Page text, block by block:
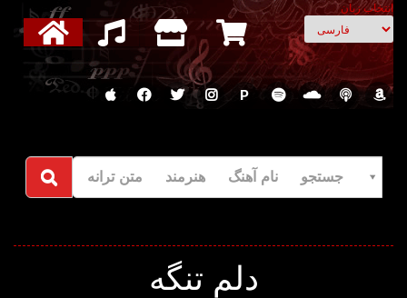
انتخاب زبان
P
جستجو نام آهنگ هنرمند متن ترانه
دلم تنگه